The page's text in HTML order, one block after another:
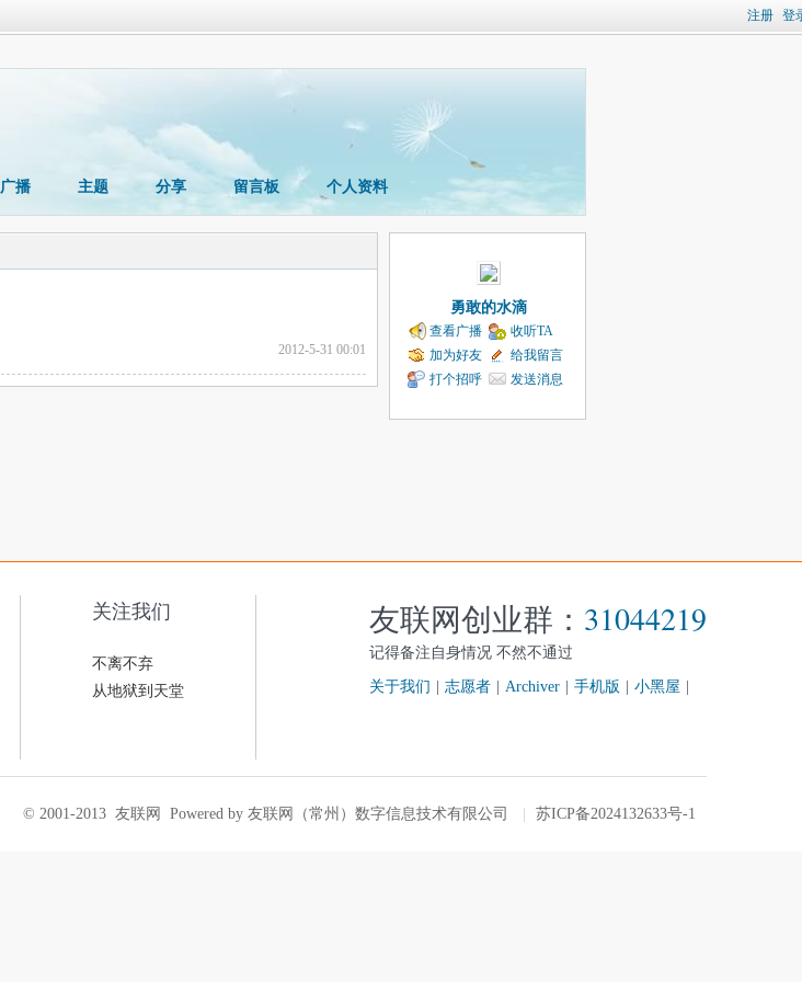
注册 登
广播 主题 分享 留言板 个人资料
2012-5-31 00:01
勇敢的水滴
查看广播
收听TA
加为好友
给我留言
打个招呼
发送消息
关注我们
不离不弃
从地狱到天堂
友联网创业群： 31044219
记得备注自身情况 不然不通过
关于我们 志愿者 Archiver 手机版 小黑屋
© 2001-2013 友联网 Powered by 友联网（常州）数字信息技术有限公司 苏ICP备2024132633号-1